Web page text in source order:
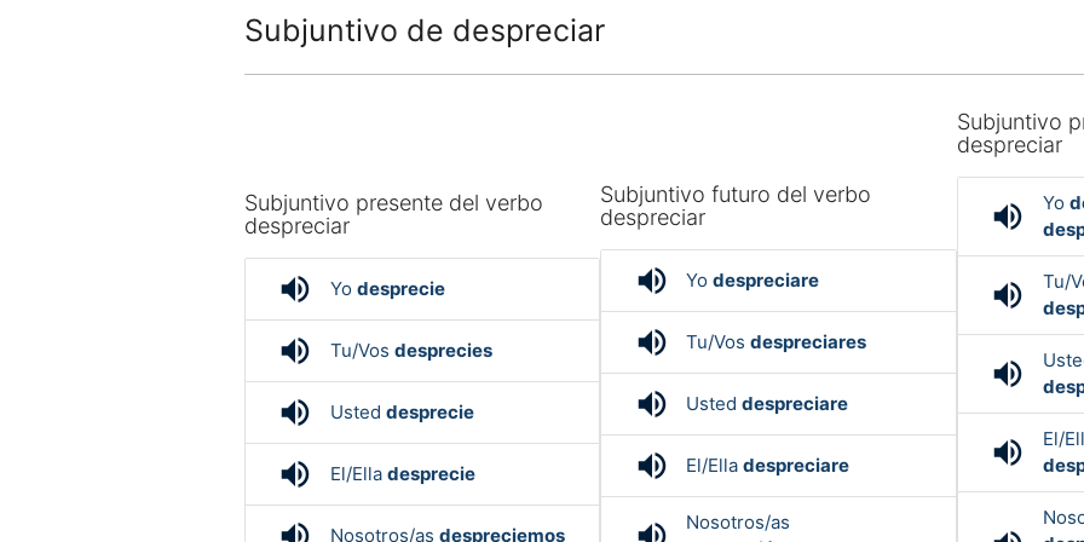
Subjuntivo de despreciar
Subjuntivo presente del verbo
despreciar
volume_up Yo desprecie
volume_up Tu/Vos desprecies
volume_up Usted desprecie
volume_up El/Ella desprecie
Nosotros/as despreciemos
Subjuntivo futuro del verbo
despreciar
volume_up Yodespreciare
volume_up Tu/Vosdespreciares
volume_up Usteddespreciare
volume_up El/Elladespreciare
Nosotros/as
Subjuntivo
despreciar
volume_up Yo
volume_up
Tu/
volume_up
volume_up
El/